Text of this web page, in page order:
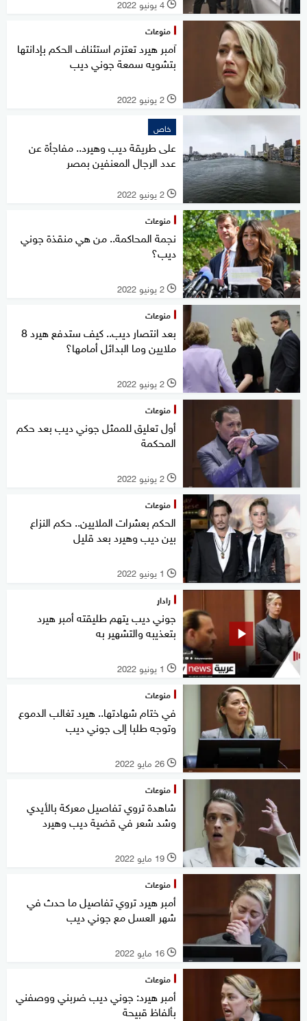
l 4 يونيو 2022
منوعات
آمبر هيرد تعتزم استئناف الحكم بإدانتها
بتشويه سمعة جوني ديب
l 2 يونيو 2022
خاص
على طريقة ديب وهيرد.. مفاجأة عن
عدد الرجال المعنفين بمصر
l 2 يونيو 2022
منوعات
نجمة المحاكمة.. من هي منقذة جوني
ديب؟
l 2 يونيو 2022
منوعات
بعد انتصار ديب.. كيف ستدفع هيرد 8
ملايين وما البدائل أمامها؟
l 2 يونيو 2022
منوعات
أول تعليق للممثل جوني ديب بعد حكم
المحكمة
l 2 يونيو 2022
منوعات
الحكم بعشرات الملايين.. حكم النزاع
بين ديب وهيرد بعد قليل
l 1 يونيو 2022
رادار
جوني ديب يتهم طليقته أمبر هيرد
بتعذيبه والتشهير به
l 1 يونيو 2022
منوعات
في ختام شهادتها.. هيرد تغالب الدموع
وتوجه طلبا إلى جوني ديب
l 26 مايو 2022
منوعات
شاهدة تروي تفاصيل معركة بالأيدي
وشد شعر في قضية ديب وهيرد
l 19 مايو 2022
منوعات
أمبر هيرد تروي تفاصيل ما حدث في
شهر العسل مع جوني ديب
l 16 مايو 2022
منوعات
أمبر هيرد: جوني ديب ضربني ووصفني
بألفاظ قبيحة